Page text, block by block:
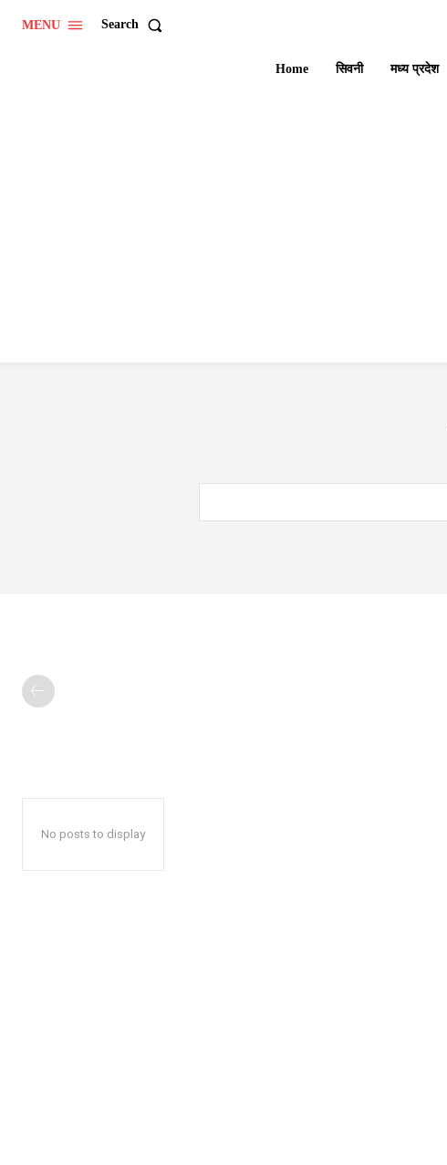
MENU Search
Home सिवनी मध्य प्रदेश
No posts to display